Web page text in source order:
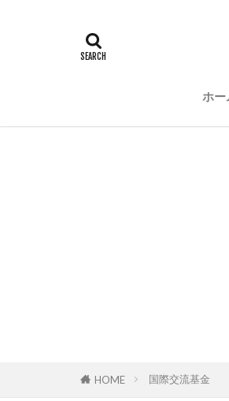
ホー
HOME 国際交流基金